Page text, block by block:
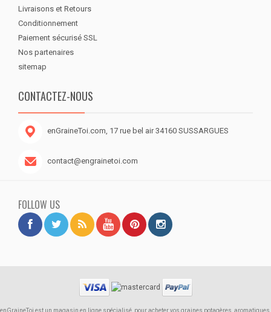
Livraisons et Retours
Conditionnement
Paiement sécurisé SSL
Nos partenaires
sitemap
CONTACTEZ-NOUS
enGraineToi.com, 17 rue bel air 34160 SUSSARGUES
contact@engrainetoi.com
FOLLOW US
enGraineToi est un magasin en ligne spécialisé, pour acheter vos graines potagères, aromatiques